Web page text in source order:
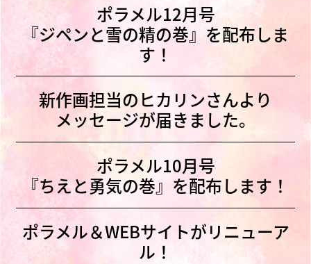
ポラメル12月号
『ジペンと雪の精の巻』を配布しま
す！
新作画担当のヒカリンさんより
メッセージが届きました。
ポラメル10月号
『ちえと勇気の巻』を配布します！
ポラメル＆WEBサイトがリニューア
ル！